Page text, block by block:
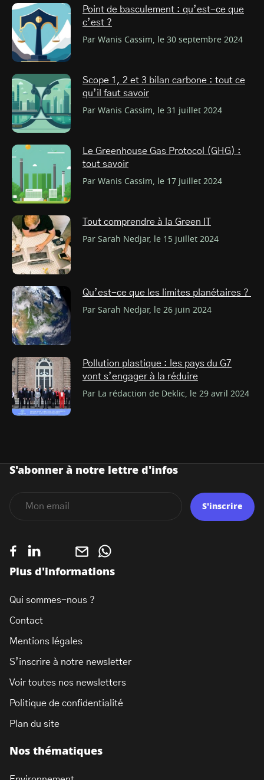
Point de basculement : qu’est-ce que
c’est ?
Par Wanis Cassim, le 30 septembre 2024
Scope 1, 2 et 3 bilan carbone : tout ce
qu’il faut savoir
Par Wanis Cassim, le 31 juillet 2024
Le Greenhouse Gas Protocol (GHG) :
tout savoir
Par Wanis Cassim, le 17 juillet 2024
Tout comprendre à la Green IT
Par Sarah Nedjar, le 15 juillet 2024
Qu’est-ce que les limites planétaires ?
Par Sarah Nedjar, le 26 juin 2024
Pollution plastique : les pays du G7
vont s’engager à la réduire
Par La rédaction de Deklic, le 29 avril 2024
Nos thématiques
Plus d'informations
Qui sommes-nous ?
Contact
Mentions légales
S’inscrire à notre newsletter
Voir toutes nos newsletters
Politique de confidentialité
Plan du site
S'abonner à notre lettre d'infos
S'inscrire